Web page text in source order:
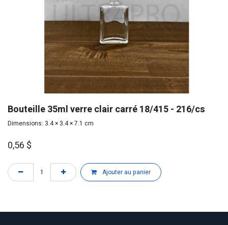
Bouteille 35ml verre clair carré 18/415 - 216/cs
Dimensions: 3.4 × 3.4 × 7.1 cm
0,56 $
Ajouter au panier